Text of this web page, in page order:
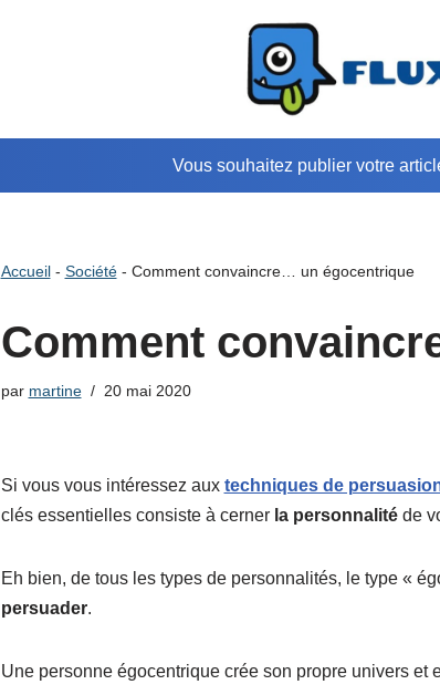
Vous souhaitez publier votre
Accueil- Société- Comment convaincre… un égocentrique
Comment
par martine 20 mai 2020
Si vous vous intéressez aux techniques de
clés essentielles consiste à cerner la personnalitéde
Eh bien, de tous les types de personnalités, le type «
persuader.
Une personne égocentrique crée son propre univers et